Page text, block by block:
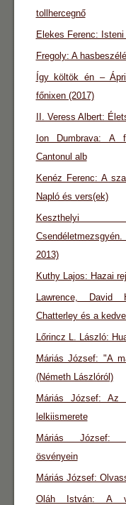
tollhercegnő
Elekes Ferenc:
Fregoly: A
Így költök én –
főnixen (2017)
II. Veress Albert:
Ion Dumbrava: A
Cantonul alb
Kenéz Ferenc: A
Napló és vers(ek)
Keszthelyi
2013)
Kuthy Lajos: Hazai
Lawrence, David
Chatterley és a
Lőrincz L. László:
Máriás József: "A
(Németh Lászlóról)
Máriás József: Az
lelkiismerete
Máriás József:
ösvényein
Máriás József:
Oláh István: A